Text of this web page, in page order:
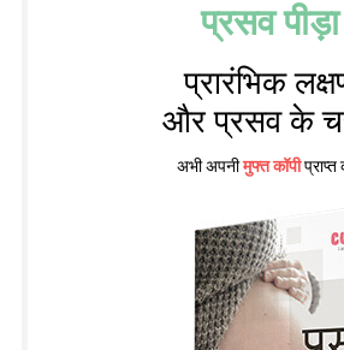
प्रसव पीड़ा
प्रारंभिक
और प्रसव के
अभी अपनीमुफ्त कॉपीप्राप्त